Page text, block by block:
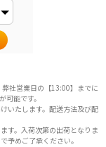
社営業日の【13:00】までに
能です。
いたします。配送方法及び配
す。入荷次第の出荷となりま
予めご了承ください。